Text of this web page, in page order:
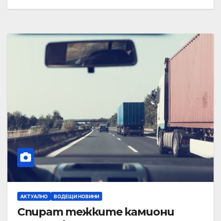
АКТУАЛНО ВОДЕЩИ НОВИНИ
Спират тежките камиони